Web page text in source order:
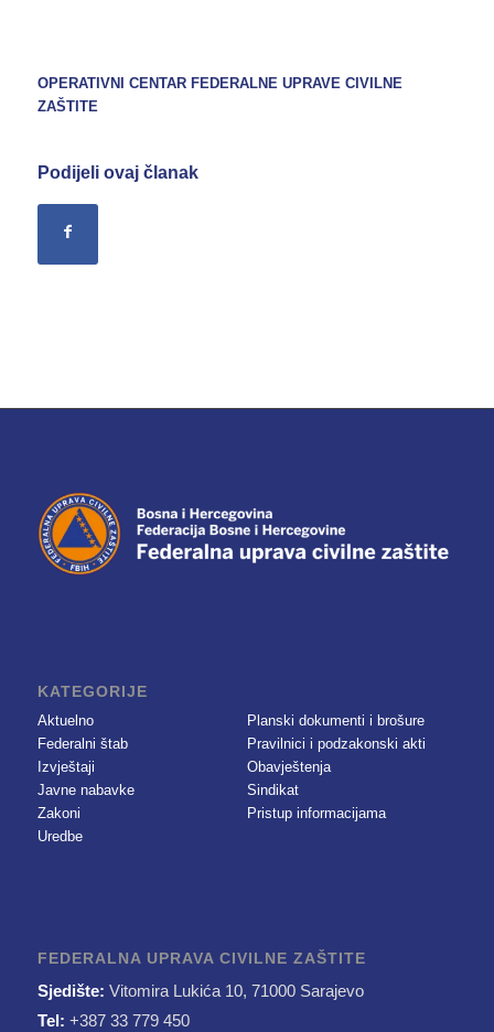
OPERATIVNI CENTAR FEDERALNE UPRAVE CIVILNE
ZAŠTITE
Podijeli ovaj članak
KATEGORIJE
Aktuelno
Federalni štab
Izvještaji
Javne nabavke
Zakoni
Uredbe
Planski dokumenti i brošure
Pravilnici i podzakonski akti
Obavještenja
Sindikat
Pristup informacijama
FEDERALNA UPRAVA CIVILNE ZAŠTITE
Sjedište: Vitomira Lukića 10, 71000 Sarajevo
Tel: +387 33 779 450